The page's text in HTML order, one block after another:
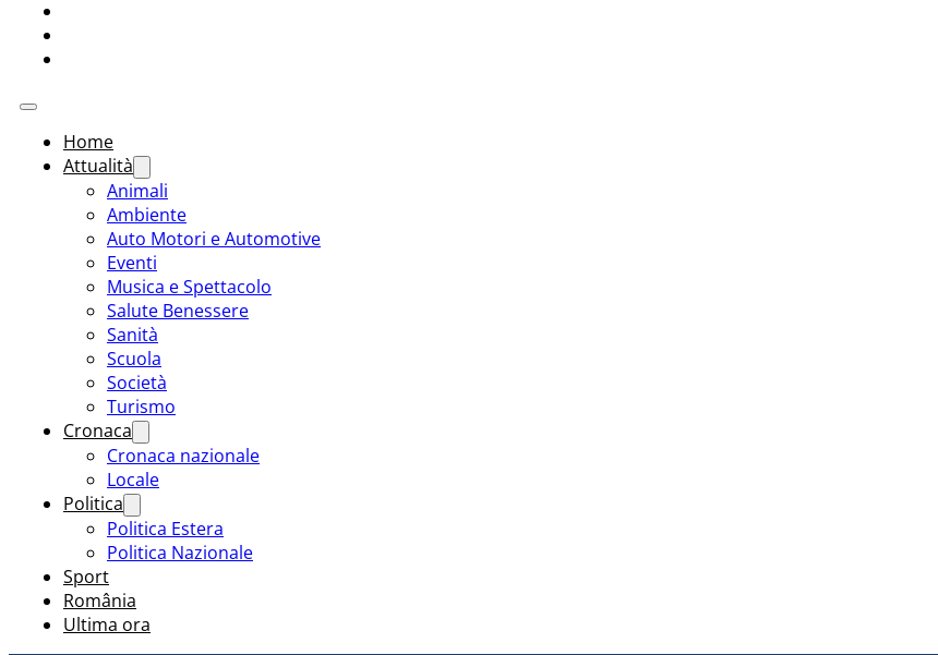
Home
Attualità
Animali
Ambiente
Auto Motori e Automotive
Eventi
Musica e Spettacolo
Salute Benessere
Sanità
Scuola
Società
Turismo
Cronaca
Cronaca nazionale
Locale
Politica
Politica Estera
Politica Nazionale
Sport
România
Ultima ora